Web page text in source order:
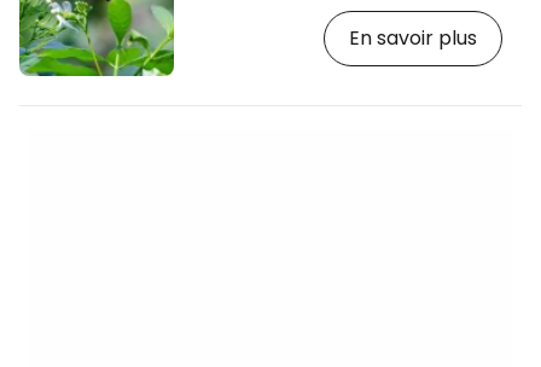
les autres attractions à proximité, citons
le parc des oiseaux, les jardins
botaniques et la mosquée nationale.
En savoir plus